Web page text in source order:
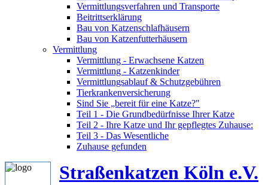
Vermittlungsverfahren und Transporte
Beitrittserklärung
Bau von Katzenschlafhäusern
Bau von Katzenfutterhäusern
Vermittlung
Vermittlung - Erwachsene Katzen
Vermittlung - Katzenkinder
Vermittlungsablauf & Schutzgebühren
Tierkrankenversicherung
Sind Sie „bereit für eine Katze?"
Teil 1 - Die Grundbedürfnisse Ihrer Katze
Teil 2 - Ihre Katze und Ihr gepflegtes Zuhause:
Teil 3 - Das Wesentliche
Zuhause gefunden
Straßenkatzen Köln e.V.